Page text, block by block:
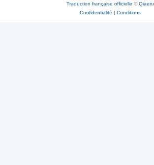
Traduction française officielle ©Qiaeru
Confidentialité | Conditions